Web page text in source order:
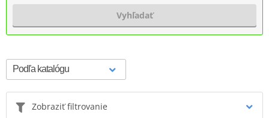
Vyhľadať
Zobraziť filtrovanie